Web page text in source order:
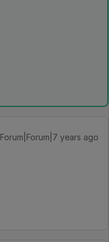
Forum|Forum|7 years ago